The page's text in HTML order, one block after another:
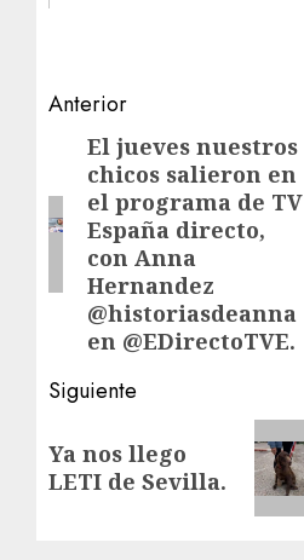
Navegación
entradas
Anterior
Entrada
anterior:
El jueves nuestros
chicos salieron en
el programa de TV
España directo,
con Anna
Hernandez
@historiasdeanna
en @EDirectoTVE.
Siguiente
entrada:
Ya nos llego
LETI de Sevilla.